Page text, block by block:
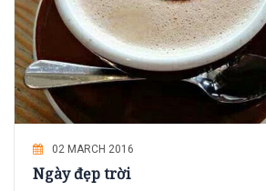
02 MARCH 2016
Ngày đẹp trời